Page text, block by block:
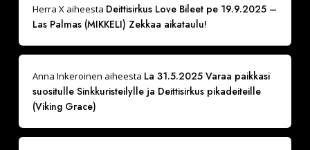
Herra X aiheesta Deittisirkus Love Bileet pe 19.9.2025 –
Las Palmas (MIKKELI) Zekkaa aikataulu!
Anna Inkeroinen aiheesta La 31.5.2025 Varaa paikkasi
suositulle Sinkkuristeilylle ja Deittisirkus pikadeiteille
(Viking Grace)